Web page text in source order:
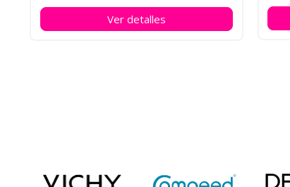
Ver detalles